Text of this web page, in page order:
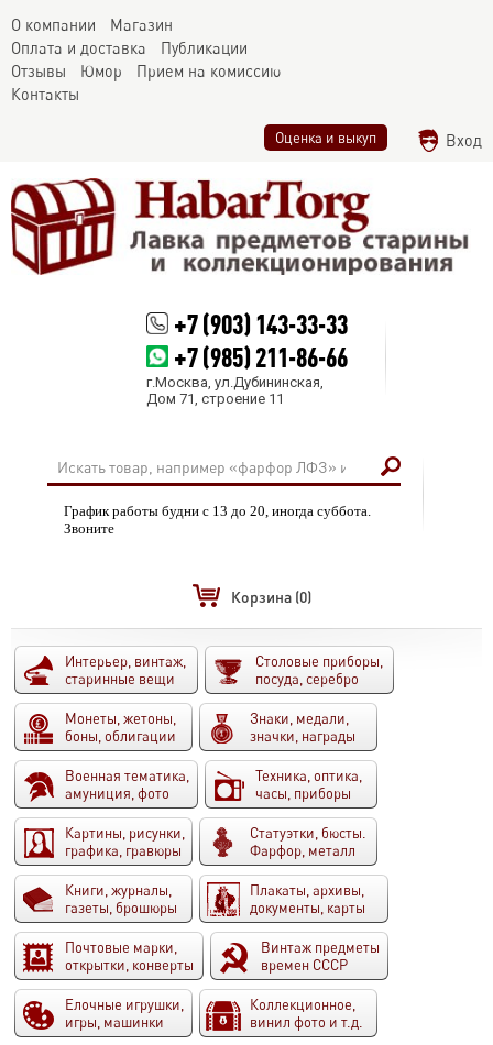
О компании
Магазин
Оплата и доставка
Публикации
Отзывы
Юмор
Прием на комиссию
Контакты
Оценка и выкуп Вход
+7 (903) 143-33-33
+7 (985) 211-86-66
г.Москва, ул.Дубининская,
Дом 71, строение 11
График работы будни с 13 до 20, иногда суббота.
Звоните
Корзина (0)
Интерьер, винтаж,
старинные вещи
Столовые приборы,
посуда, серебро
Монеты, жетоны,
боны, облигации
Знаки, медали,
значки, награды
Военная тематика,
амуниция, фото
Техника, оптика,
часы, приборы
Картины, рисунки,
графика, гравюры
Статуэтки, бюсты.
Фарфор, металл
Книги, журналы,
газеты, брошюры
Плакаты, архивы,
документы, карты
Почтовые марки,
открытки, конверты
Винтаж предметы
времен СССР
Елочные игрушки,
игры, машинки
Коллекционное,
винил фото и т.д.